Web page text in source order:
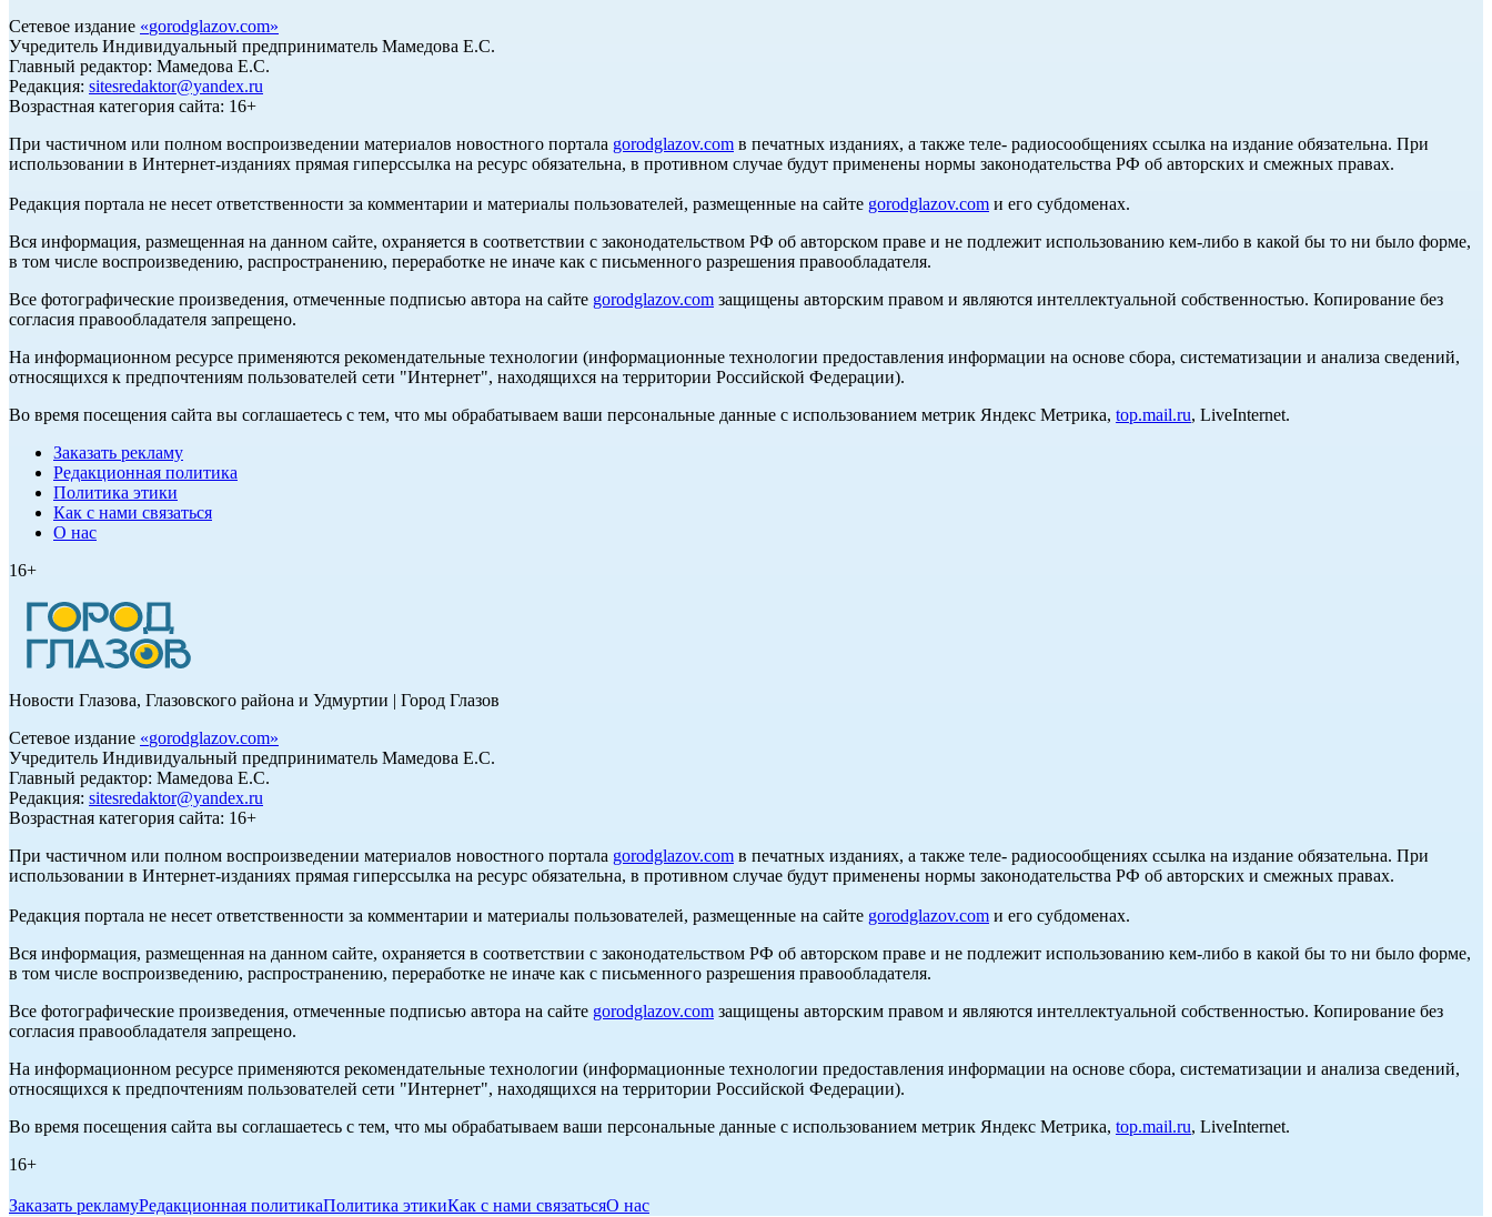
Сетевое издание «gorodglazov.com»
Учредитель Индивидуальный предприниматель Мамедова Е.С.
Главный редактор: Мамедова Е.С.
Редакция: sitesredaktor@yandex.ru
Возрастная категория сайта: 16+
При частичном или полном воспроизведении материалов новостного портала gorodglazov.com в печатных изданиях, а также теле- радиосообщениях ссылка на издание обязательна. При
использовании в Интернет-изданиях прямая гиперссылка на ресурс обязательна, в противном случае будут применены нормы законодательства РФ об авторских и смежных правах.
Редакция портала не несет ответственности за комментарии и материалы пользователей, размещенные на сайте gorodglazov.com и его субдоменах.
Вся информация, размещенная на данном сайте, охраняется в соответствии с законодательством РФ об авторском праве и не подлежит использованию кем-либо в какой бы то ни было форме,
в том числе воспроизведению, распространению, переработке не иначе как с письменного разрешения правообладателя.
Все фотографические произведения, отмеченные подписью автора на сайте gorodglazov.com защищены авторским правом и являются интеллектуальной собственностью. Копирование без
согласия правообладателя запрещено.
На информационном ресурсе применяются рекомендательные технологии (информационные технологии предоставления информации на основе сбора, систематизации и анализа сведений,
относящихся к предпочтениям пользователей сети "Интернет", находящихся на территории Российской Федерации).
Во время посещения сайта вы соглашаетесь с тем, что мы обрабатываем ваши персональные данные с использованием метрик Яндекс Метрика, top.mail.ru, LiveInternet.
Заказать рекламу
Редакционная политика
Политика этики
Как с нами связаться
О нас
16+
Новости Глазова, Глазовского района и Удмуртии | Город Глазов
Сетевое издание «gorodglazov.com»
Учредитель Индивидуальный предприниматель Мамедова Е.С.
Главный редактор: Мамедова Е.С.
Редакция: sitesredaktor@yandex.ru
Возрастная категория сайта: 16+
При частичном или полном воспроизведении материалов новостного портала gorodglazov.com в печатных изданиях, а также теле- радиосообщениях ссылка на издание обязательна. При
использовании в Интернет-изданиях прямая гиперссылка на ресурс обязательна, в противном случае будут применены нормы законодательства РФ об авторских и смежных правах.
Редакция портала не несет ответственности за комментарии и материалы пользователей, размещенные на сайте gorodglazov.com и его субдоменах.
Вся информация, размещенная на данном сайте, охраняется в соответствии с законодательством РФ об авторском праве и не подлежит использованию кем-либо в какой бы то ни было форме,
в том числе воспроизведению, распространению, переработке не иначе как с письменного разрешения правообладателя.
Все фотографические произведения, отмеченные подписью автора на сайте gorodglazov.com защищены авторским правом и являются интеллектуальной собственностью. Копирование без
согласия правообладателя запрещено.
На информационном ресурсе применяются рекомендательные технологии (информационные технологии предоставления информации на основе сбора, систематизации и анализа сведений,
относящихся к предпочтениям пользователей сети "Интернет", находящихся на территории Российской Федерации).
Во время посещения сайта вы соглашаетесь с тем, что мы обрабатываем ваши персональные данные с использованием метрик Яндекс Метрика, top.mail.ru, LiveInternet.
16+
Заказать рекламуРедакционная политикаПолитика этикиКак с нами связатьсяО нас